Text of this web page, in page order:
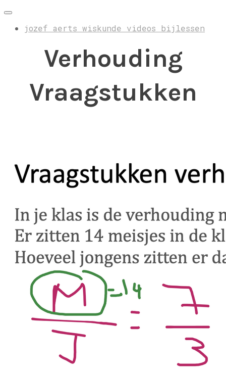
jozef aerts wiskunde videos bijlessen
Verhouding
Vraagstukken